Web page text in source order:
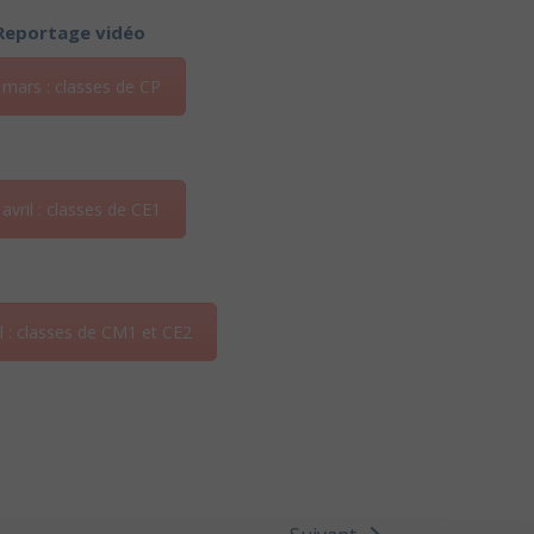
vidéo
: classes de CP
: classes de CE1
: classes de CM1 et CE2